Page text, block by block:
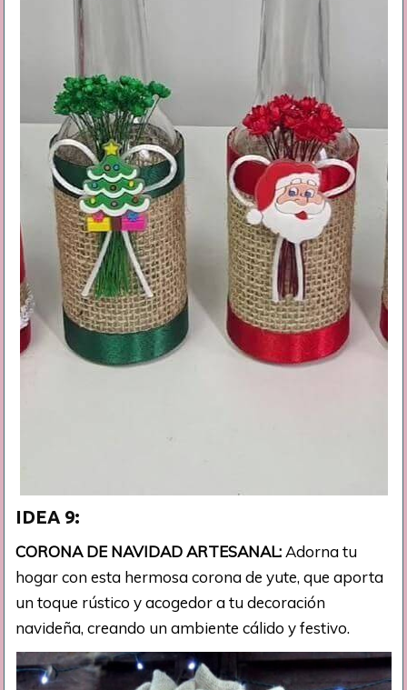
IDEA 9:
CORONA DE NAVIDAD ARTESANAL: Adorna tu
hogar con esta hermosa corona de yute, que aporta
un toque rústico y acogedor a tu decoración
navideña, creando un ambiente cálido y festivo.